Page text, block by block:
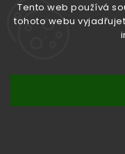
Tento web používá
tohoto webu